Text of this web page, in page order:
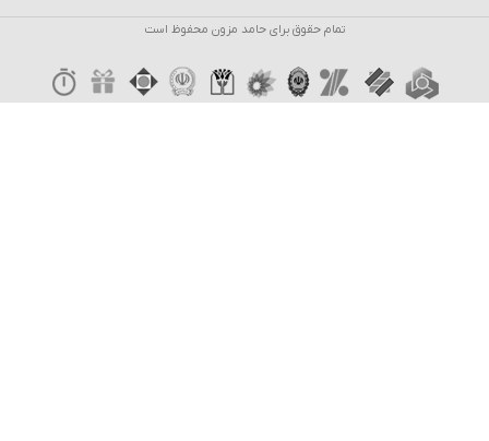
تمام حقوق برای حامد مزون محفوظ است